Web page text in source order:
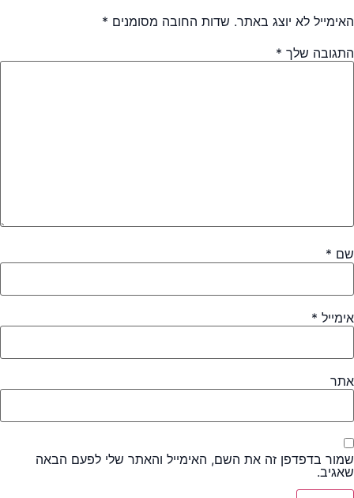
האימייל לא יוצג באתר. שדות החובה מסומנים *
התגובה שלך *
שם *
אימייל *
אתר
שמור בדפדפן זה את השם, האימייל והאתר שלי לפעם הבאה
שאגיב.